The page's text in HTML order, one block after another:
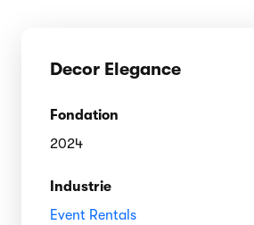
Decor Elegance
Fondation
2024
Industrie
Event Rentals